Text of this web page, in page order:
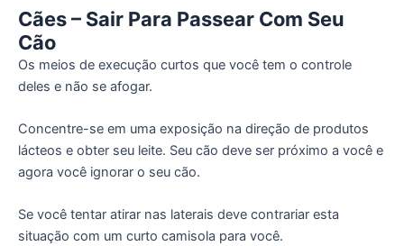
Cães – Sair Para Passear Com Seu
Cão
Os meios de execução curtos que você tem o controle
deles e não se afogar.
Concentre-se em uma exposição na direção de produtos
lácteos e obter seu leite. Seu cão deve ser próximo a você e
agora você ignorar o seu cão.
Se você tentar atirar nas laterais deve contrariar esta
situação com um curto camisola para você.